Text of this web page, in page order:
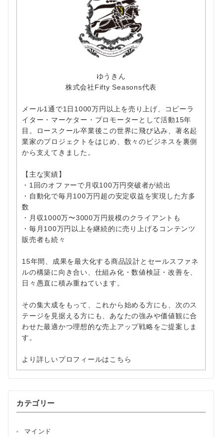
ゆうきん
株式会社Fifty Seasons代表
メール1通で1日1000万円以上を売り上げ、コピーラ
イター・マーケター・プロモーターとして活動15年
目。ロースクール卒業後この世界に飛び込み、著名起
業家のプロジェクトをはじめ、数々のビジネスを裏側
から支えてきました。
【主な実績】
・1回のオファーで月収100万円突破者が続出
・自動化で毎月100万円超の安定収益を実現した方多
数
・月収1000万〜3000万円規模のクライアントも
・毎月100万円以上を継続的に売り上げるコンテンツ
販売者も続々
15年間、成果を最大化する商品設計とセールスファネ
ルの構築に向き合い、仕組み化・数値検証・改善を、
日々愚直に積み重ねています。
その集大成をもって、これから始める方にも、次のス
テージを見据える方にも、あなたの強みや価値観に合
わせた最適かつ理想的な売上アップ戦略をご提案しま
す。
より詳しいプロフィールはこちら
カテゴリー
マインド